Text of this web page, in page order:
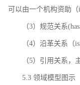
可以由一个机构资助（
（3）规范关系
（4）沿革关系
（5）引用关系，
5.3 领域模型图示